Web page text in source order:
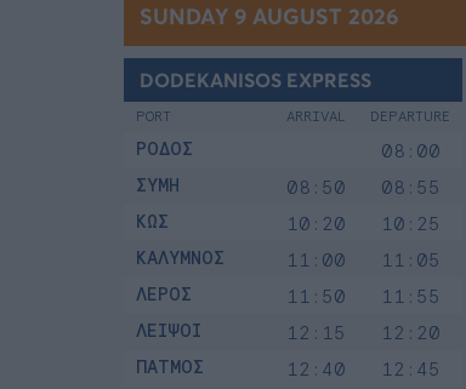
SUNDAY 9 AUGUST 2026
DODEKANISOS EXPRESS
PORT ARRIVAL DEPARTURE
ΡΟΔΟΣ
08:00
ΣΥΜΗ
08:50
08:55
ΚΩΣ
10:20
10:25
ΚΑΛΥΜΝΟΣ
11:00
11:05
ΛΕΡΟΣ
11:50
11:55
ΛΕΙΨΟΙ
12:15
12:20
ΠΑΤΜΟΣ
12:40
12:45